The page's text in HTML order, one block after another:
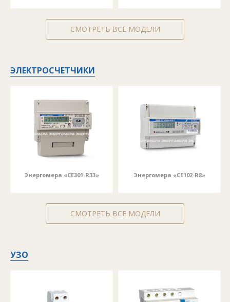
СМОТРЕТЬ ВСЕ МОДЕЛИ
ЭЛЕКТРОСЧЕТЧИКИ
Энергомера «СE301-R33» Энергомера «СE102-R8»
СМОТРЕТЬ ВСЕ МОДЕЛИ
УЗО